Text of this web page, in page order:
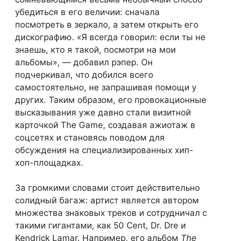
убедиться в его величии: сначала
посмотреть в зеркало, а затем открыть его
дискографию. «Я всегда говорил: если ты не
знаешь, кто я такой, посмотри на мои
альбомы», — добавил рэпер. Он
подчеркивал, что добился всего
самостоятельно, не запрашивая помощи у
других. Таким образом, его провокационные
высказывания уже давно стали визитной
карточкой The Game, создавая ажиотаж в
соцсетях и становясь поводом для
обсуждения на специализированных хип-
хоп-площадках.
За громкими словами стоит действительно
солидный багаж: артист является автором
множества знаковых треков и сотрудничал с
такими гигантами, как 50 Cent, Dr. Dre и
Kendrick Lamar. Например, его альбом The